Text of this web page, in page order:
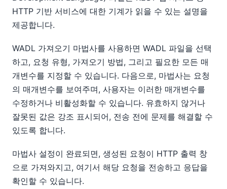
HTTP 기반 서비스에 대한 기계가 읽을 수 있는 설명을
제공합니다.
WADL 가져오기 마법사를 사용하면 WADL 파일을 선택
하고, 요청 유형, 가져오기 방법, 그리고 필요한 모든 매
개변수를 지정할 수 있습니다. 다음으로, 마법사는 요청
의 매개변수를 보여주며, 사용자는 이러한 매개변수를
수정하거나 비활성화할 수 있습니다. 유효하지 않거나
잘못된 값은 강조 표시되어, 전송 전에 문제를 해결할 수
있도록 합니다.
마법사 설정이 완료되면, 생성된 요청이 HTTP 출력 창
으로 가져와지고, 여기서 해당 요청을 전송하고 응답을
확인할 수 있습니다.